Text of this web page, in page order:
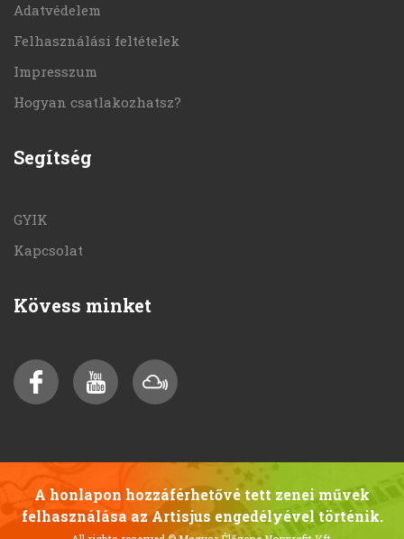
Adatvédelem
Felhasználási feltételek
Impresszum
Hogyan csatlakozhatsz?
Segítség
GYIK
Kapcsolat
Kövess minket
A honlapon hozzáférhetővé tett zenei művek
felhasználása az Artisjus engedélyével történik.